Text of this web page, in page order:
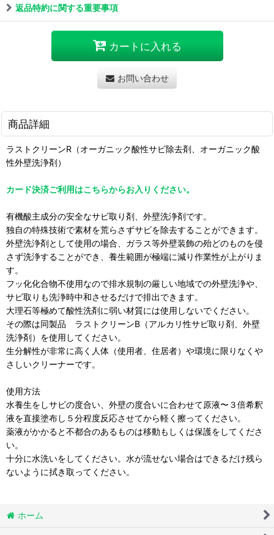
返品特約に関する重要事項
カートに入れる
お問い合わせ
商品詳細
ラストクリーンR（オーガニック酸性サビ除去剤、オーガニック酸
性外壁洗浄剤）
カード決済ご利用はこちらからお入りください。
有機酸主成分の安全なサビ取り剤、外壁洗浄剤です。
独自の特殊技術で素材を荒らさずサビを除去することができます。
外壁洗浄剤として使用の場合、ガラス等外壁装飾の殆どのものを侵
さず洗浄することができ、養生範囲が極端に減り作業性が上がりま
す。
フッ化化合物不使用なので排水規制の厳しい地域での外壁洗浄や、
サビ取りも洗浄時中和させるだけで排出できます。
大理石等極めて酸性洗剤に弱い材質には使用しないでください。
その際は同製品 ラストクリーンB（アルカリ性サビ取り剤、外壁
洗浄剤）を使用してください。
生分解性が非常に高く人体（使用者、住居者）や環境に限りなくや
さしいクリーナーです。
使用方法
水養生をしサビの度合い、外壁の度合いに合わせて原液〜３倍希釈
液を直接塗布し５分程度反応させてから軽く擦ってください。
薬液がかかると不都合のあるものは移動もしくは保護をしてくださ
い。
十分に水洗いをしてください。水が流せない場合はできるだけ残ら
ないように拭き取ってください。
ホーム